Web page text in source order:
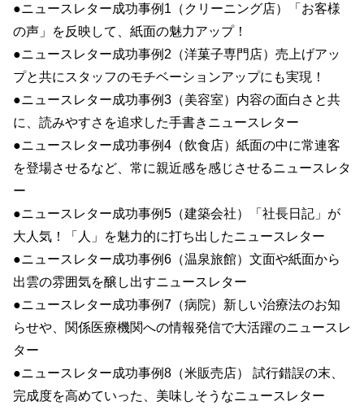
●ニュースレター成功事例1（クリーニング店）「お客様
の声」を反映して、紙面の魅力アップ！
●ニュースレター成功事例2（洋菓子専門店）売上げアッ
プと共にスタッフのモチベーションアップにも実現！
●ニュースレター成功事例3（美容室）内容の面白さと共
に、読みやすさを追求した手書きニュースレター
●ニュースレター成功事例4（飲食店）紙面の中に常連客
を登場させるなど、常に親近感を感じさせるニュースレタ
ー
●ニュースレター成功事例5（建築会社）「社長日記」が
大人気！「人」を魅力的に打ち出したニュースレター
●ニュースレター成功事例6（温泉旅館）文面や紙面から
出雲の雰囲気を醸し出すニュースレター
●ニュースレター成功事例7（病院）新しい治療法のお知
らせや、関係医療機関への情報発信で大活躍のニュースレ
ター
●ニュースレター成功事例8（米販売店） 試行錯誤の末、
完成度を高めていった、美味しそうなニュースレター